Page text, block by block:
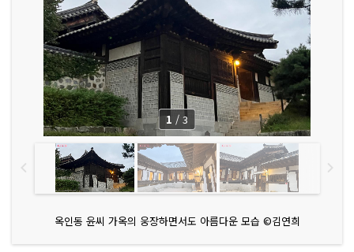
옥인동 윤씨 가옥의 웅장하면서도 아름다운 모습 ©김연희
1 / 3